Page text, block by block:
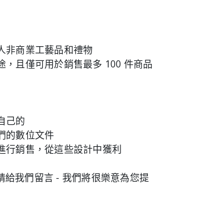
非商業工藝品和禮物
且僅可用於銷售最多 100 件商品
己的
的數位文件
行銷售，從這些設計中獲利
給我們留言 - 我們將很樂意為您提